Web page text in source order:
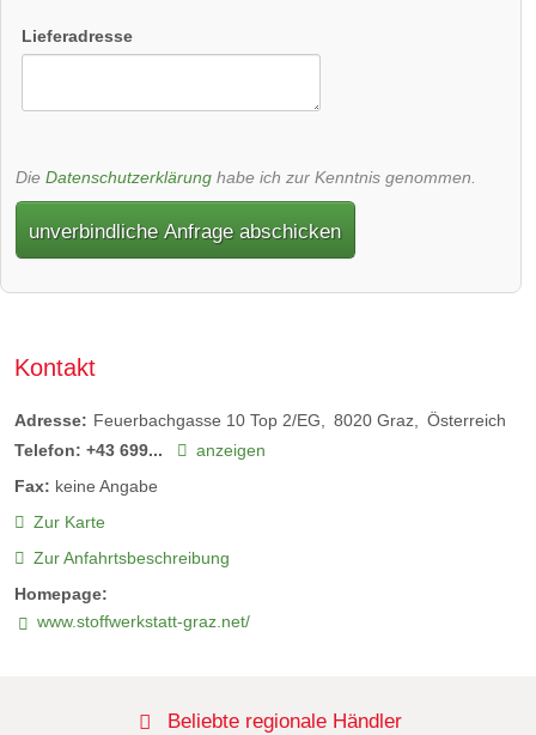
Lieferadresse
Die Datenschutzerklärung habe ich zur Kenntnis genommen.
unverbindliche Anfrage abschicken
Kontakt
Adresse: Feuerbachgasse 10 Top 2/EG 8020 Graz
Österreich
Telefon: +43 699...
anzeigen
Fax: keine Angabe
Zur Karte
Zur Anfahrtsbeschreibung
Homepage:
www.stoffwerkstatt-graz.net/
Beliebte regionale Händler